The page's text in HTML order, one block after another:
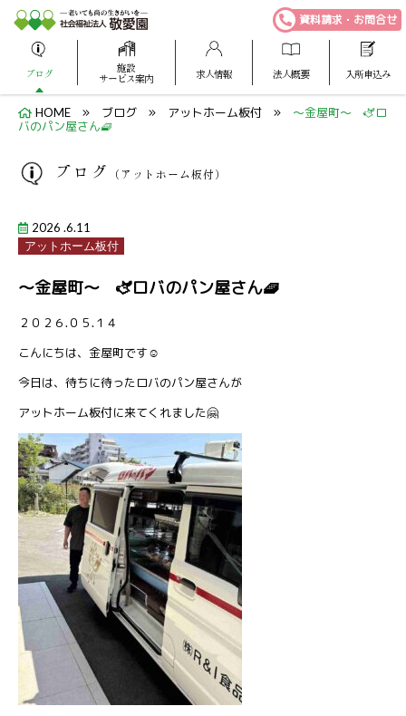
ブログ
施設
サービス案内
求人情報 法人概要 入所申込み
資料請求・お問合せ
HOME ブログ アットホーム板付
～金屋町～ 🫏ロ
バのパン屋さん🧇
ブログ （アットホーム板付）
2026 .6.11
アットホーム板付
～金屋町～ 🫏ロバのパン屋さん🧇
２０２６.０５.１４
こんにちは、金屋町です☺️
今日は、待ちに待ったロバのパン屋さんが
アットホーム板付に来てくれました🤗